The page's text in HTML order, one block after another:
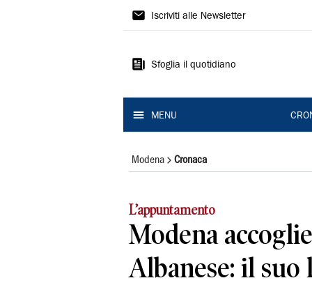
Gazzetta
Modena
Iscriviti alle Newsletter
Sfoglia il quotidiano
MENU
Modena Cronaca
L’appuntamento
Modena
Albanese: il